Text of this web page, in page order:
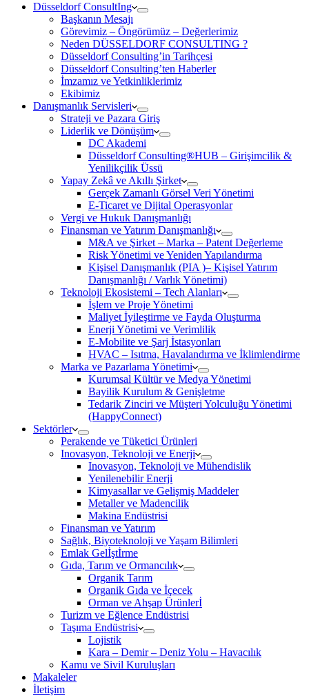
Düsseldorf ConsultIng
Başkanın Mesajı
Görevimiz – Öngörümüz – Değerlerimiz
Neden DÜSSELDORF CONSULTING ?
Düsseldorf Consulting’in Tarihçesi
Düsseldorf Consulting’ten Haberler
İmzamız ve Yetkinliklerimiz
Ekibimiz
Danışmanlık Servisleri
Strateji ve Pazara Giriş
Liderlik ve Dönüşüm
DC Akademi
Düsseldorf Consulting®HUB – Girişimcilik &
Yenilikçilik Üssü
Yapay Zekâ ve Akıllı Şirket
Gerçek Zamanlı Görsel Veri Yönetimi
E-Ticaret ve Dijital Operasyonlar
Vergi ve Hukuk Danışmanlığı
Finansman ve Yatırım Danışmanlığı
M&A ve Şirket – Marka – Patent Değerleme
Risk Yönetimi ve Yeniden Yapılandırma
Kişisel Danışmanlık (PIA )– Kişisel Yatırım
Danışmanlığı / Varlık Yönetimi)
Teknoloji Ekosistemi – Tech Alanları
İşlem ve Proje Yönetimi
Maliyet İyileştirme ve Fayda Oluşturma
Enerji Yönetimi ve Verimlilik
E-Mobilite ve Şarj İstasyonları
HVAC – Isıtma, Havalandırma ve İklimlendirme
Marka ve Pazarlama Yönetimi
Kurumsal Kültür ve Medya Yönetimi
Bayilik Kurulum & Genişletme
Tedarik Zinciri ve Müşteri Yolculuğu Yönetimi
(HappyConnect)
Sektörler
Perakende ve Tüketici Ürünleri
Inovasyon, Teknoloji ve Enerji
Inovasyon, Teknoloji ve Mühendislik
Yenilenebilir Enerji
Kimyasallar ve Gelişmiş Maddeler
Metaller ve Madencilik
Makina Endüstrisi
Finansman ve Yatırım
Sağlık, Biyoteknoloji ve Yaşam Bilimleri
Emlak Gelİştİrme
Gıda, Tarım ve Ormancılık
Organik Tarım
Organik Gıda ve İçecek
Orman ve Ahşap Ürünlerİ
Turizm ve Eğlence Endüstrisi
Taşıma Endüstrisi
Lojistik
Kara – Demir – Deniz Yolu – Havacılık
Kamu ve Sivil Kuruluşları
Makaleler
İletişim